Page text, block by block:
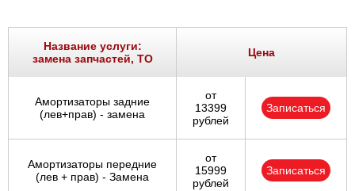
Название услуги:
замена запчастей, ТО
Цена
Амортизаторы задние
(лев+прав) - замена
от
13399
рублей
Записаться
Амортизаторы передние
(лев + прав) - Замена
от
15999
рублей
Записаться